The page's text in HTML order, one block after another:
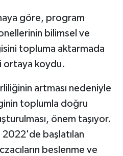
göre, program
bilimsel ve
topluma aktarmada
ortaya koydu.
artması nedeniyle
toplumla doğru
önem taşıyor.
başlatılan
beslenme ve